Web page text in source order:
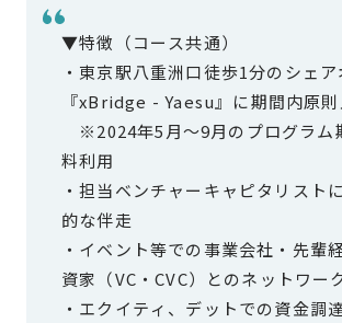
▼特徴（コース共通）
・東京駅八重洲口徒歩1分のシェア
『xBridge - Yaesu』に期間内原則
※2024年5月〜9月のプログラム
料利用
・担当ベンチャーキャピタリスト
的な伴走
・イベント等での事業会社・先輩
資家（VC・CVC）とのネットワー
・エクイティ、デットでの資金調